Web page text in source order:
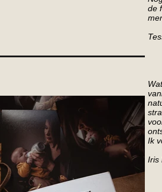
de
Ik
Iris